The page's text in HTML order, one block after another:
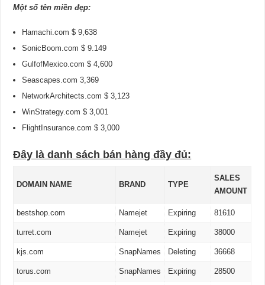
Một số tên miền đẹp:
Hamachi.com $ 9,638
SonicBoom.com $ 9.149
GulfofMexico.com $ 4,600
Seascapes.com 3,369
NetworkArchitects.com $ 3,123
WinStrategy.com $ 3,001
FlightInsurance.com $ 3,000
Đây là danh sách bán hàng đầy đủ:
DOMAIN NAME BRAND TYPE
SALES
AMOUNT
bestshop.com Namejet Expiring 81610
turret.com Namejet Expiring 38000
kjs.com SnapNames Deleting 36668
torus.com SnapNames Expiring 28500